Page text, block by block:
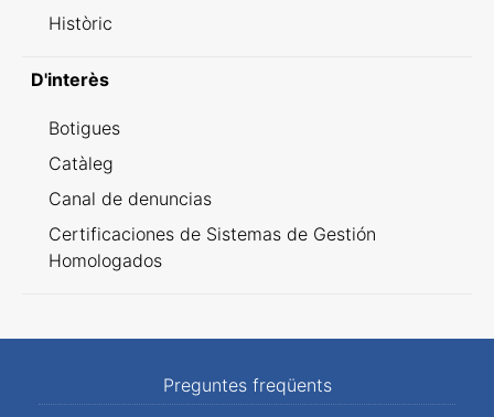
Històric
D'interès
Botigues
Catàleg
Canal de denuncias
Certificaciones de Sistemas de Gestión
Homologados
Preguntes freqüents